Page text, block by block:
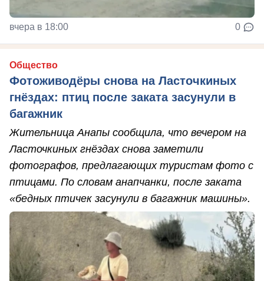
вчера в 18:00 0
Общество
Фотоживодёры снова на Ласточкиных
гнёздах: птиц после заката засунули в
багажник
Жительница Анапы сообщила, что вечером на
Ласточкиных гнёздах снова заметили
фотографов, предлагающих туристам фото с
птицами. По словам анапчанки, после заката
«бедных птичек засунули в багажник машины».